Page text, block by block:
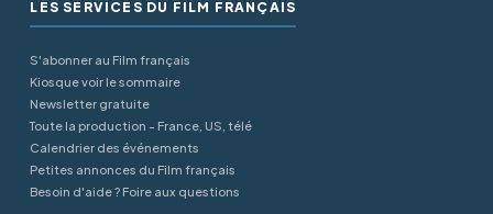
LES SERVICES DU FILM FRANÇAIS
S'abonner au Film français
Kiosque voir le sommaire
Newsletter gratuite
Toute la production - France, US, télé
Calendrier des événements
Petites annonces du Film français
Besoin d'aide ? Foire aux questions